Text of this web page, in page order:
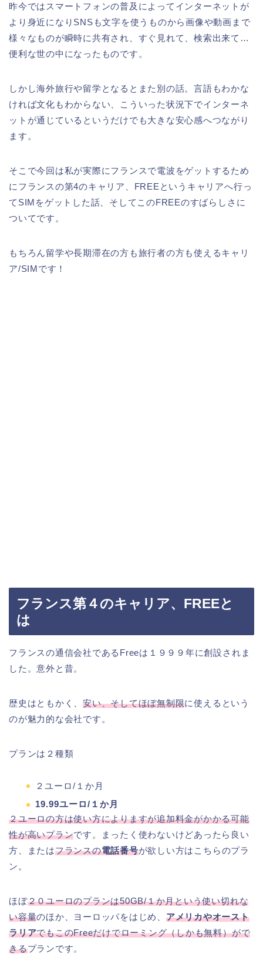
昨今ではスマートフォンの普及によってインターネットが
より身近になりSNSも文字を使うものから画像や動画まで
様々なものが瞬時に共有され、すぐ見れて、検索出来て…
便利な世の中になったものです。
しかし海外旅行や留学となるとまた別の話。言語もわかな
ければ文化もわからない、こういった状況下でインターネ
ットが通じているというだけでも大きな安心感へつながり
ます。
そこで今回は私が実際にフランスで電波をゲットするため
にフランスの第4のキャリア、FREEというキャリアへ行っ
てSIMをゲットした話、そしてこのFREEのすばらしさに
ついてです。
もちろん留学や長期滞在の方も旅行者の方も使えるキャリ
ア/SIMです！
フランス第４のキャリア、FREEと
は
フランスの通信会社であるFreeは１９９９年に創設されま
した。意外と昔。
歴史はともかく、安い、そしてほぼ無制限に使えるという
のが魅力的な会社です。
プランは２種類
２ユーロ/１か月
19.99ユーロ/１か月
２ユーロの方は使い方によりますが追加料金がかかる可能
性が高いプランです。まったく使わないけどあったら良い
方、またはフランスの電話番号が欲しい方はこちらのプラ
ン。
ほぼ２０ユーロのプランは50GB/１か月という使い切れな
い容量のほか、ヨーロッパをはじめ、 アメリカやオースト
ラリアでもこのFreeだけでローミング（しかも無料）がで
きるプランです。